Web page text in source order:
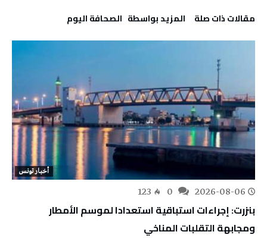
‫مقالات ذات صلة‬ ‫‫المزيد بواسطة‬ ‬ ‭ ‬الصحافة‭ ‬اليوم
أخبار تونس
2026-08-06
123
بنزرت: إجراءات استباقية استعدادا لموسم الأمطار
ومجابهة التقلبات المناخي